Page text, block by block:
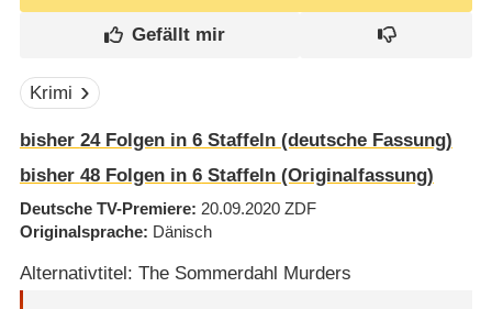
Krimi
bisher 24Folgen in 6Staffeln (deutsche Fassung)
bisher 48Folgen in 6Staffeln (Originalfassung)
Deutsche TV-Premiere 20.09.2020 ZDF
Originalsprache Dänisch
Alternativtitel: The Sommerdahl Murders